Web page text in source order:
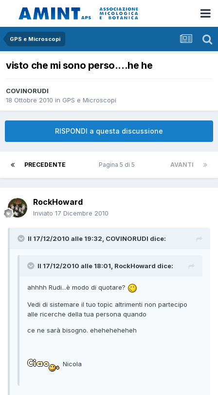
GPS e Microscopi
visto che mi sono perso....he he
COVINORUDI
18 Ottobre 2010 in GPS e Microscopi
RISPONDI a questa discussione
PRECEDENTE AVANTI
Pagina 5 di 5
RockHoward
Inviato 17 Dicembre 2010
Il 17/12/2010 alle 19:32, COVINORUDI dice:
Il 17/12/2010 alle 18:01, RockHoward dice:
ahhhh Rudi...è modo di quotare?
Vedi di sistemare il tuo topic altrimenti non partecipo
alle ricerche della tua persona quando
ce ne sarà bisogno. eheheheheheh
Nicola